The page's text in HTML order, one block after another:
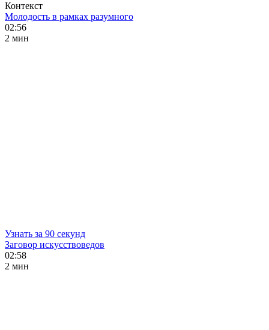
Контекст
Молодость в рамках разумного
02:56
2 мин
Узнать за 90 секунд
Заговор искусствоведов
02:58
2 мин